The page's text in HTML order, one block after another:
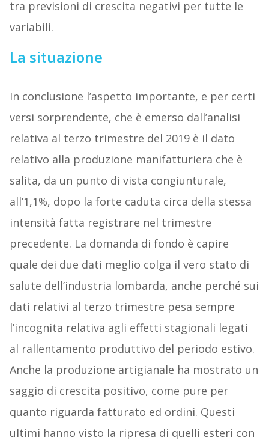
tra previsioni di crescita negativi per tutte le
variabili.
La situazione
In conclusione l’aspetto importante, e per certi
versi sorprendente, che è emerso dall’analisi
relativa al terzo trimestre del 2019 è il dato
relativo alla produzione manifatturiera che è
salita, da un punto di vista congiunturale,
all’1,1%, dopo la forte caduta circa della stessa
intensità fatta registrare nel trimestre
precedente. La domanda di fondo è capire
quale dei due dati meglio colga il vero stato di
salute dell’industria lombarda, anche perché sui
dati relativi al terzo trimestre pesa sempre
l’incognita relativa agli effetti stagionali legati
al rallentamento produttivo del periodo estivo.
Anche la produzione artigianale ha mostrato un
saggio di crescita positivo, come pure per
quanto riguarda fatturato ed ordini. Questi
ultimi hanno visto la ripresa di quelli esteri con